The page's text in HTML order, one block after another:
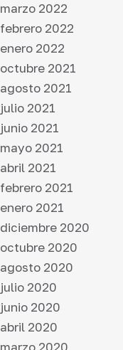
marzo 2022
febrero 2022
enero 2022
octubre 2021
agosto 2021
julio 2021
junio 2021
mayo 2021
abril 2021
febrero 2021
enero 2021
diciembre 2020
octubre 2020
agosto 2020
julio 2020
junio 2020
abril 2020